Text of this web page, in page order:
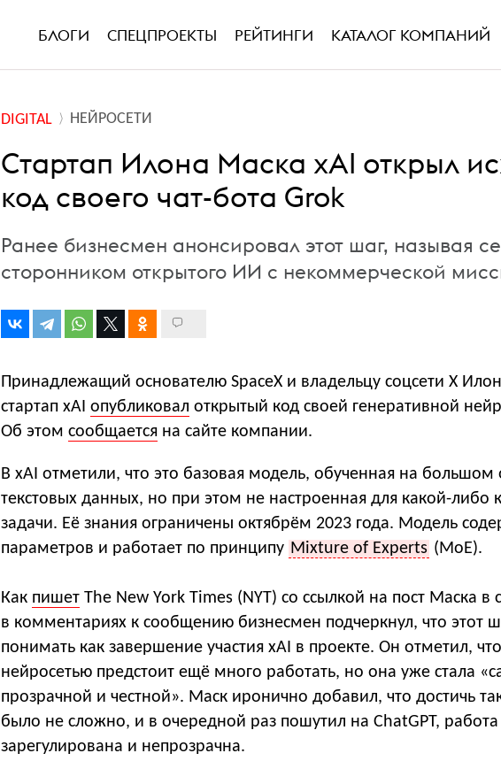
БЛОГИ СПЕЦПРОЕКТЫ РЕЙТИНГИ КАТАЛОГ КОМПАНИЙ
DIGITAL НЕЙРОСЕТИ
Стартап Илона Маска xAI открыл
код своего чат-бота Grok
Ранее бизнесмен анонсировал этот шаг, называя
сторонником открытого ИИ с некоммерческой
Принадлежащий основателю SpaceX и владельцу соцсети X
стартап xAI опубликовал открытый код своей генеративной
Об этом сообщается на сайте компании.
В xAI отметили, что это базовая модель, обученная на
текстовых данных, но при этом не настроенная для какой-либо
задачи. Её знания ограничены октябрём 2023 года. Модель
параметров и работает по принципу Mixture of Experts (MoE).
Как пишет The New York Times (NYT) со ссылкой на пост Маска в
в комментариях к сообщению бизнесмен подчеркнул, что этот
понимать как завершение участия xAI в проекте. Он отметил,
нейросетью предстоит ещё много работать, но она уже стала
прозрачной и честной». Маск иронично добавил, что достичь
было не сложно, и в очередной раз пошутил на ChatGPT,
зарегулирована и непрозрачна.